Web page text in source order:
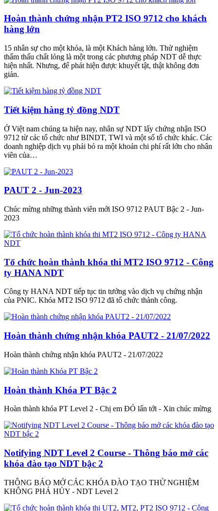
Hoàn thành chứng nhận PT2 ISO 9712 cho khách
hàng lớn
15 nhân sự cho một khóa, là một Khách hàng lớn. Thử nghiệm
thẩm thấu chất lỏng là một trong các phương pháp NDT dễ thực
hiện nhất. Nhưng, để phát hiện được khuyết tật, thật không đơn
giản.
Tiết kiệm hàng tỷ đồng NDT
Ở Việt nam chúng ta hiện nay, nhân sự NDT lấy chứng nhận ISO
9712 từ các tổ chức như BINDT, TWI và một số tổ chức khác. Các
doanh nghiệp dịch vụ phải bỏ ra một khoản chi phí rất lớn cho nhân
viên của…
PAUT 2 - Jun-2023
Chúc mừng những thành viên mới ISO 9712 PAUT Bậc 2 - Jun-
2023
Tổ chức hoàn thành khóa thi MT2 ISO 9712 - Công
ty HANA NDT
Công ty HANA NDT tiếp tục tin tưởng vào dịch vụ chứng nhận
của PNIC. Khóa MT2 ISO 9712 đã tổ chức thành công.
Hoàn thành chứng nhận khóa PAUT2 - 21/07/2022
Hoàn thành chứng nhận khóa PAUT2 - 21/07/2022
Hoàn thành Khóa PT Bậc 2
Hoàn thành khóa PT Level 2 - Chị em ĐỎ lấn tới - Xin chúc mừng
Notifying NDT Level 2 Course - Thông báo mở các
khóa đào tạo NDT bậc 2
THÔNG BÁO MỞ CÁC KHÓA ĐÀO TẠO THỬ NGHIỆM
KHÔNG PHÁ HỦY - NDT Level 2